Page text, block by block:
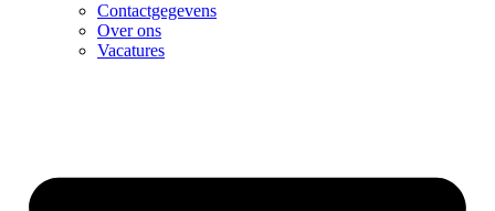
Contactgegevens
Over ons
Vacatures